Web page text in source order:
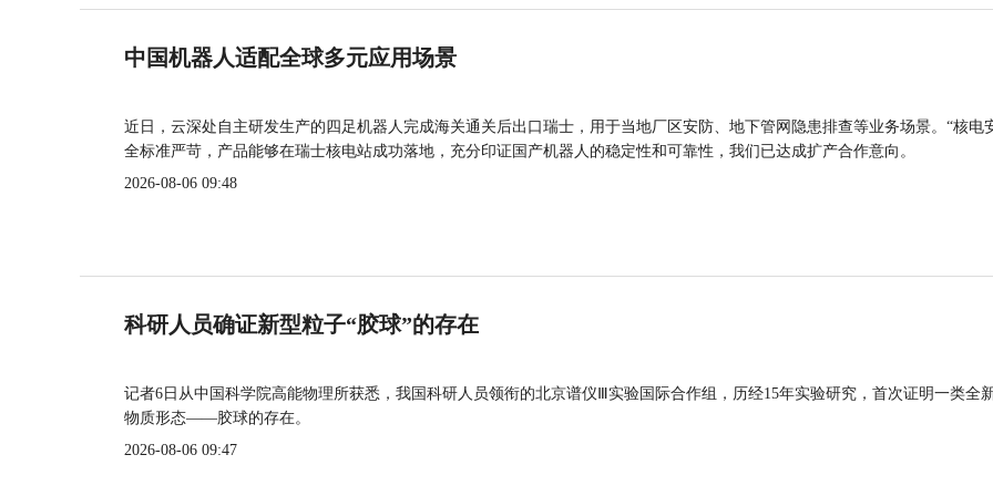
中国机器人适配全球多元应用场景
近日，云深处自主研发生产的四足机器人完成海关通关后出口瑞士，用于当地厂区安防、地下管网隐患排查等业务场景。“核电
全标准严苛，产品能够在瑞士核电站成功落地，充分印证国产机器人的稳定性和可靠性，我们已达成扩产合作意向。
2026-08-06 09:48
科研人员确证新型粒子“胶球”的存在
记者6日从中国科学院高能物理所获悉，我国科研人员领衔的北京谱仪Ⅲ实验国际合作组，历经15年实验研究，首次证明一类全
物质形态——胶球的存在。
2026-08-06 09:47